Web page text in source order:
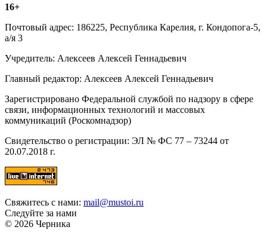
16+
Почтовый адрес: 186225, Республика Карелия, г. Кондопога-5,
а/я 3
Учредитель: Алексеев Алексей Геннадьевич
Главный редактор: Алексеев Алексей Геннадьевич
Зарегистрировано Федеральной службой по надзору в сфере
связи, информационных технологий и массовых
коммуникаций (Роскомнадзор)
Свидетельство о регистрации: ЭЛ № ФС 77 – 73244 от
20.07.2018 г.
Свяжитесь с нами: mail@mustoi.ru
Следуйте за нами
© 2026 Черника